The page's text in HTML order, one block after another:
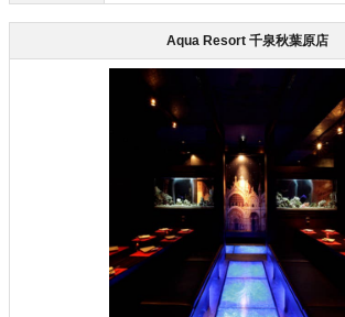
Aqua Resort 千泉秋葉原店